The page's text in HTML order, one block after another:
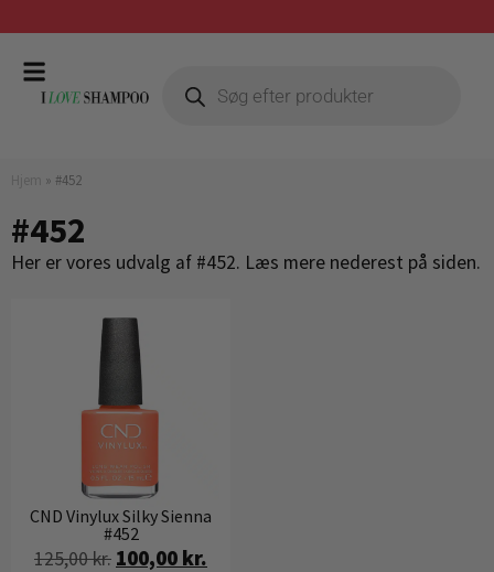
Gratis fragt ved køb over 399,-
» #452
#452
Her er vores udvalg af #452. Læs mere nederest på siden.
CND Vinylux Silky Sienna
#452
125,00kr. 100,00 kr.